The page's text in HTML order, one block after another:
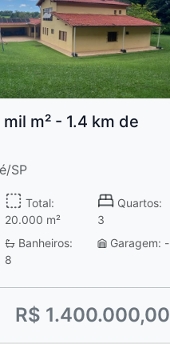
m² - 1.4 km de
SP
Total:
20.000 m²
Quartos:
3
Banheiros:
8
Garagem: -
R$ 1.400.000,00